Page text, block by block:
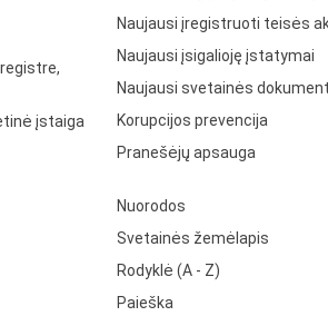
įstaiga
Naujausi įregistruoti teisės
Naujausi įsigalioję įstatymai
Naujausi svetainės
Korupcijos prevencija
Pranešėjų apsauga
Nuorodos
Svetainės žemėlapis
Rodyklė (A - Z)
Paieška